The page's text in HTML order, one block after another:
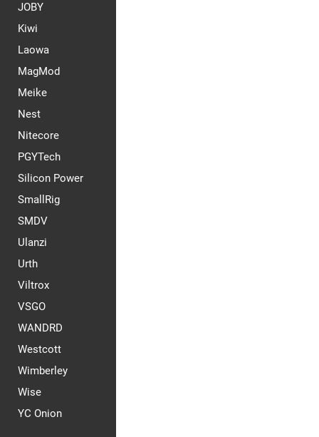
JOBY
Kiwi
Laowa
MagMod
Meike
Nest
Nitecore
PGYTech
Silicon Power
SmallRig
SMDV
Ulanzi
Urth
Viltrox
VSGO
WANDRD
Westcott
Wimberley
Wise
YC Onion